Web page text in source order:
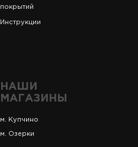
покрытий
Инструкции
НАШИ
МАГАЗИНЫ
м. Купчино
м. Озерки